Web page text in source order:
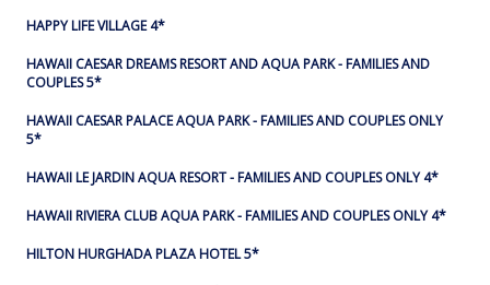
HAPPY LIFE VILLAGE 4*
HAWAII CAESAR DREAMS RESORT AND AQUA PARK - FAMILIES AND
COUPLES 5*
HAWAII CAESAR PALACE AQUA PARK - FAMILIES AND COUPLES ONLY
5*
HAWAII LE JARDIN AQUA RESORT - FAMILIES AND COUPLES ONLY 4*
HAWAII RIVIERA CLUB AQUA PARK - FAMILIES AND COUPLES ONLY 4*
HILTON HURGHADA PLAZA HOTEL 5*